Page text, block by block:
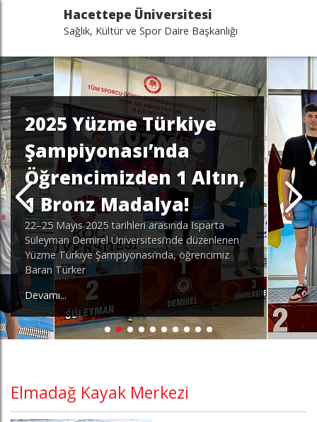
Hacettepe Üniversitesi
Sağlık, Kültür ve Spor Daire Başkanlığı
2025 Yüzme Türkiye
Şampiyonası’nda
Öğrencimizden 1 Altın,
1 Bronz Madalya!
22–25 Mayıs 2025 tarihleri arasında Isparta
Süleyman Demirel Üniversitesi’nde düzenlenen
Yüzme Türkiye Şampiyonası’nda, öğrencimiz
Baran Türker
Devamı...
Elmadağ Kayak Merkezi